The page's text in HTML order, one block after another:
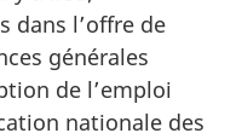
dans l’offre de
générales
de l’emploi
nationale des